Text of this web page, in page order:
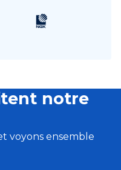
notre
voyons ensemble